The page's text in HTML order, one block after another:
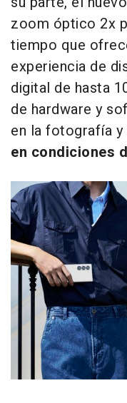
zoom óptico 2x
tiempo que
experiencia de
digital de hasta
de hardware y
en la fotografía y
en condiciones